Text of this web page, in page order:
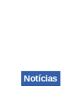
Notícias